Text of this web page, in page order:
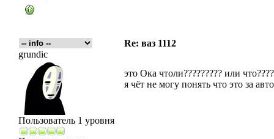
Re: ваз 1112
grundic
Пользователь 1 уровня
это Ока чтоли????????? или
я чёт не могу понять что это за